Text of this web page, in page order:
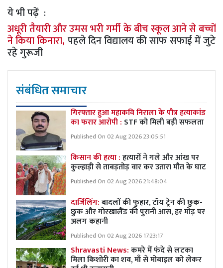
ये भी पढ़ें :
अधूरी तैयारी और उमस भरी गर्मी के बीच स्कूल आने से बच्चों
ने किया किनारा, पहले दिन विद्यालय की साफ सफाई में जुटे
रहे गुरूजी
संबंधित समाचार
गिरफ्तार हुआ महाकवि निराला के पौत्र हत्याकांड
का फरार आरोपी : STF को मिली बड़ी सफलता
Published On 02 Aug 2026 23:05:51
किसान की हत्या :हत्यारों ने गले और आंख पर
कुल्हाड़ी से ताबड़तोड़ वार कर उतारा मौत के घाट
Published On 02 Aug 2026 21:48:04
दार्जिलिंग:बादलों की फुहार, टॉय ट्रेन की छुक-
छुक और गोरखालैंड की पुरानी आस, हर मोड़ पर
अलग कहानी
Published On 02 Aug 2026 17:23:17
Shravasti News:कमरे में फंदे से लटका
मिला किशोरी का शव, माँ से मोबाइल को लेकर